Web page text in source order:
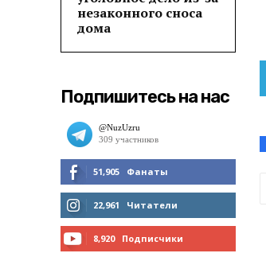
незаконного сноса
дома
Подпишитесь на нас
51,905 Фанаты
МНЕ НРАВИТСЯ
22,961 Читатели
8,920 Подписчики